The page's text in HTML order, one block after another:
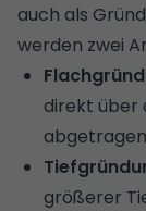
auch als
werden zwei
direkt über
abgetragen
größerer